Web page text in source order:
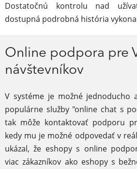
Dostatočnú kontrolu nad
dostupná podrobná história
Online podpora pre
návštevníkov
V systéme je možné jednoducho
populárne služby "online chat s
tak môže kontaktovať podporu
kedy mu je možné odpovedať v
ukázal, že eshopy s online
viac zákazníkov ako eshopy s